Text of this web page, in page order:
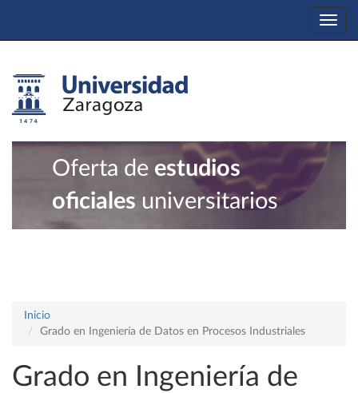
Oferta de estudios
oficiales universitarios
Inicio
Grado en Ingeniería de Datos en Procesos Industriales
Grado en Ingeniería de